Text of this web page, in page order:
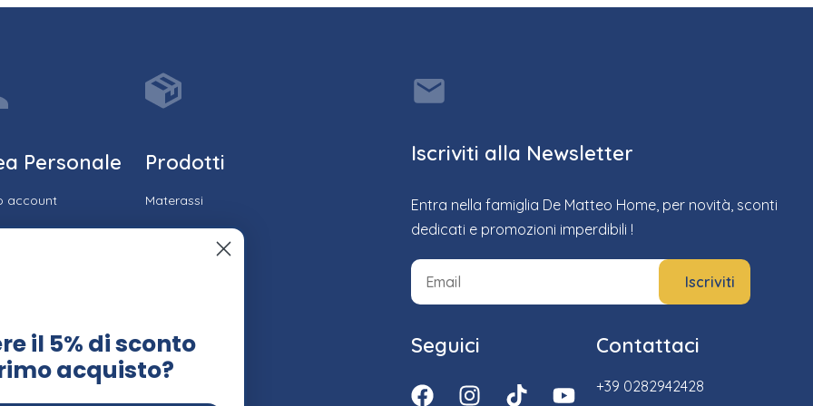
Personale
account
veloce
Prodotti
Materassi
Accessori
Iscriviti alla Newsletter
Entra nella famiglia De Matteo Home, per novità, sconti
dedicati e promozioni imperdibili !
Seguici Contattaci
+39 0282942428
il 5% di sconto
acquisto?